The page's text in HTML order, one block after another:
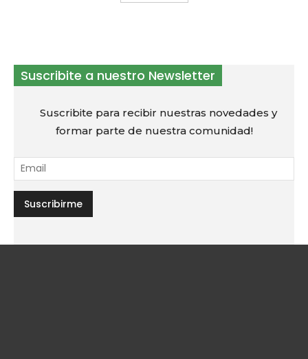
Suscribite a nuestro Newsletter
Suscribite para recibir nuestras novedades y
formar parte de nuestra comunidad!